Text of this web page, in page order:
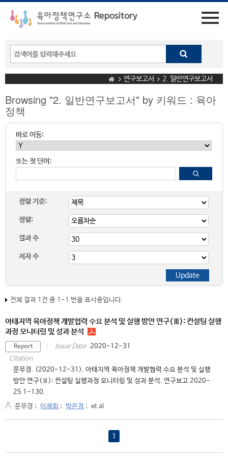
연구보고서 2. 일반연구보고서
Browsing "2. 일반연구보고서" by 키워드 : 육아
정책
바로 이동:
또는 첫 단어:
정렬 기준:
정렬:
결과 수
저자 수
전체 결과 1건 중 1-1 번을 표시중입니다.
아태지역 육아정책 개발협력 수요 분석 및 실행 방안 연구(Ⅲ): 컨설팅 실행
과정 모니터링 및 성과 분석
Report Issue Date 2020-12-31
Citation
문무경. (2020-12-31). 아태지역 육아정책 개발협력 수요 분석 및 실행
방안 연구(Ⅲ): 컨설팅 실행과정 모니터링 및 성과 분석. 연구보고 2020-
25 1-130.
문무경 ; 이재희 ; 박은정 ; et al
1